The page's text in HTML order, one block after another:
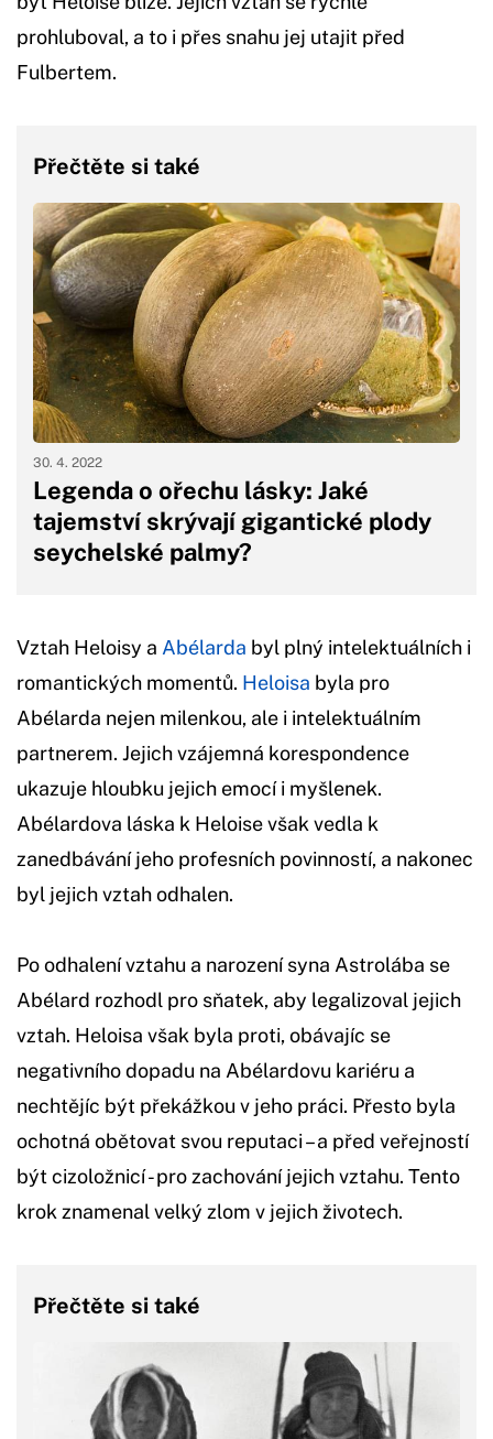
prohluboval, a to i přes snahu jej utajit před
Fulbertem.
Přečtěte si také
Legenda o ořechu lásky: Jaké
tajemství skrývají gigantické plody
seychelské palmy?
30. 4. 2022
Vztah Heloisy a Abélarda byl plný intelektuálních i
romantických momentů. Heloisa byla pro
Abélarda nejen milenkou, ale i intelektuálním
partnerem. Jejich vzájemná korespondence
ukazuje hloubku jejich emocí i myšlenek.
Abélardova láska k Heloise však vedla k
zanedbávání jeho profesních povinností, a nakonec
byl jejich vztah odhalen.
Po odhalení vztahu a narození syna Astrolába se
Abélard rozhodl pro sňatek, aby legalizoval jejich
vztah. Heloisa však byla proti, obávajíc se
negativního dopadu na Abélardovu kariéru a
nechtějíc být překážkou v jeho práci. Přesto byla
ochotná obětovat svou reputaci – a před veřejností
být cizoložnicí - pro zachování jejich vztahu. Tento
krok znamenal velký zlom v jejich životech.
Přečtěte si také